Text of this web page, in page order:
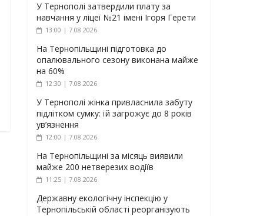
У Тернополі затвердили плату за
навчання у ліцеї №21 імені Ігоря Герети
13:00 | 7.08.2026
На Тернопільщині підготовка до
опалювального сезону виконана майже
на 60%
12:30 | 7.08.2026
У Тернополі жінка привласнила забуту
підлітком сумку: їй загрожує до 8 років
ув’язнення
12:00 | 7.08.2026
На Тернопільщині за місяць виявили
майже 200 нетверезих водіїв
11:25 | 7.08.2026
Державну екологічну інспекцію у
Тернопільській області реорганізують